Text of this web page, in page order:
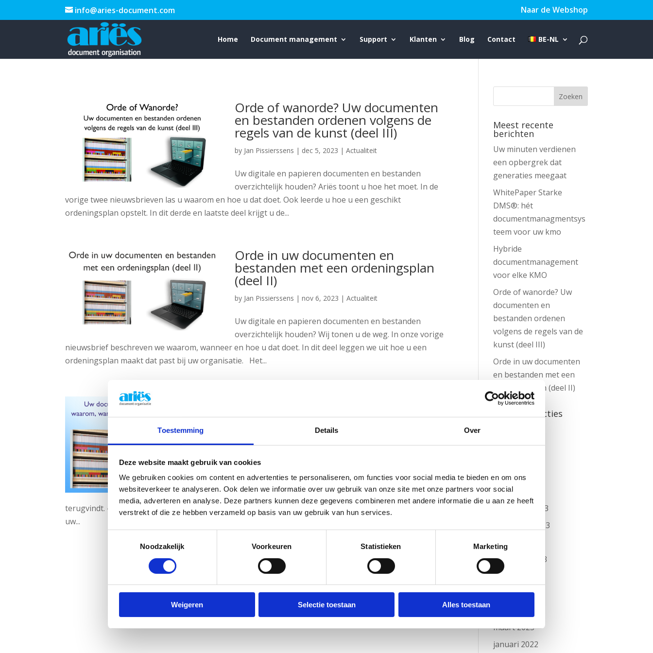
Toestemming Details Over
Deze website maakt gebruik van cookies
We gebruiken cookies om content en advertenties te personaliseren, om functies voor social media te bieden en om ons
websiteverkeer te analyseren. Ook delen we informatie over uw gebruik van onze site met onze partners voor social
media, adverteren en analyse. Deze partners kunnen deze gegevens combineren met andere informatie die u aan ze heeft
verstrekt of die ze hebben verzameld op basis van uw gebruik van hun services.
Noodzakelijk
Voorkeuren Statistieken Marketing
Weigeren Selectie toestaan Alles toestaan
info@aries-document.com Naar de Webshop
Home Document management Support Klanten Blog Contact BE-NL
Orde of wanorde? Uw documenten
en bestanden ordenen volgens de
regels van de kunst (deel III)
by Jan Pissierssens | dec 5, 2023 | Actualiteit
Uw digitale en papieren documenten en bestanden
overzichtelijk houden? Ariës toont u hoe het moet. In de
vorige twee nieuwsbrieven las u waarom en hoe u dat doet. Ook leerde u hoe u een geschikt
ordeningsplan opstelt. In dit derde en laatste deel krijgt u de...
Orde in uw documenten en
bestanden met een ordeningsplan
(deel II)
by Jan Pissierssens | nov 6, 2023 | Actualiteit
Uw digitale en papieren documenten en bestanden
overzichtelijk houden? Wij tonen u de weg. In onze vorige
nieuwsbrief beschreven we waarom, wanneer en hoe u dat doet. In dit deel leggen we uit hoe u een
ordeningsplan maakt dat past bij uw organisatie. Het...
orde: waarom, wanneer en hoe
begint u eraan (deel I)
byJan Pissierssens|okt 6, 2023|Actualiteit
documenten essentieel voor uw onderneming? ● Omdat u
snel en gemakkelijk uw in- en uitgaande documenten
terugvindt. ● Omdat een logische en hiërarchische structuur van uw documenten (ongeacht de drager)
uw...
Meest recente
berichten
Uw minuten verdienen
een opbergrek dat
generaties meegaat
WhitePaper Starke
DMS®: hét
documentmanagmentsys
teem voor uw kmo
Hybride
documentmanagement
voor elke KMO
Orde of wanorde? Uw
documenten en
bestanden ordenen
volgens de regels van de
kunst (deel III)
Orde in uw documenten
en bestanden met een
ordeningsplan (deel II)
Recente reacties
mei 2024
februari 2024
december 2023
november 2023
oktober 2023
augustus 2023
juni 2023
mei 2023
maart 2023
januari 2022